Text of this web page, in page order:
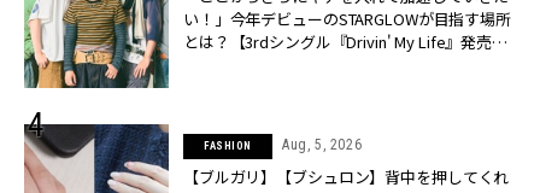
い！」今年デビューのSTARGLOWが目指す場所
とは？【3rdシングル『Drivin' My Life』発売】 |
FASHION Aug, 5, 2026
【ブルガリ】【ブシュロン】背中を押してくれ